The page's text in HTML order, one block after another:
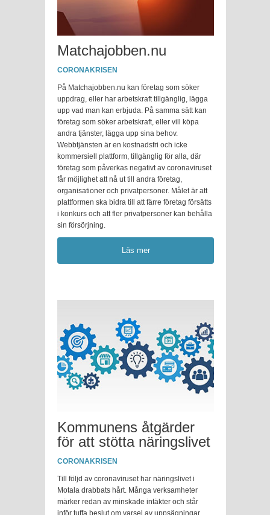
Matchajobben.nu
CORONAKRISEN
På Matchajobben.nu kan företag som söker
uppdrag, eller har arbetskraft tillgänglig, lägga
upp vad man kan erbjuda. På samma sätt kan
företag som söker arbetskraft, eller vill köpa
andra tjänster, lägga upp sina behov.
Webbtjänsten är en kostnadsfri och icke
kommersiell plattform, tillgänglig för alla, där
företag som påverkas negativt av coronaviruset
får möjlighet att nå ut till andra företag,
organisationer och privatpersoner. Målet är att
plattformen ska bidra till att färre företag försätts
i konkurs och att fler privatpersoner kan behålla
sin försörjning.
Läs mer
Kommunens åtgärder
för att stötta näringslivet
CORONAKRISEN
Till följd av coronaviruset har näringslivet i
Motala drabbats hårt. Många verksamheter
märker redan av minskade intäkter och står
inför tuffa beslut om varsel av uppsägningar.